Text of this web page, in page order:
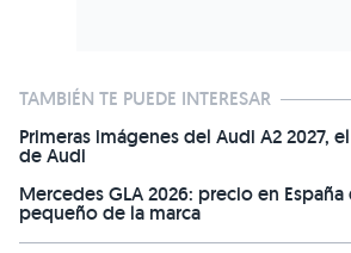
TAMBIÉN TE PUEDE INTERESAR
Primeras imágenes del Audi A2 2027,
de Audi
Mercedes GLA 2026: precio en España
pequeño de la marca